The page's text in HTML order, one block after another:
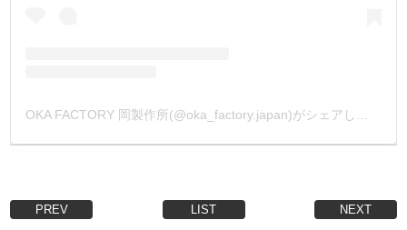
OKA FACTORY 岡製作所(@oka_factory.japan)がシェアした投稿
PREV LIST NEXT